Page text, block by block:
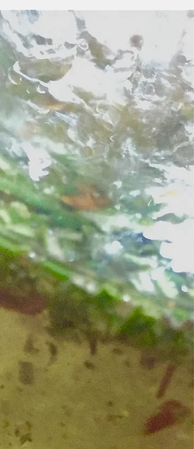
LA TUSSILAGINE
A fine inverno, senza foglia alcuna, con
premura di apparire per primo, esce il fiore
della Tussilagine, Tussilago farfara L. . Non
sarà...